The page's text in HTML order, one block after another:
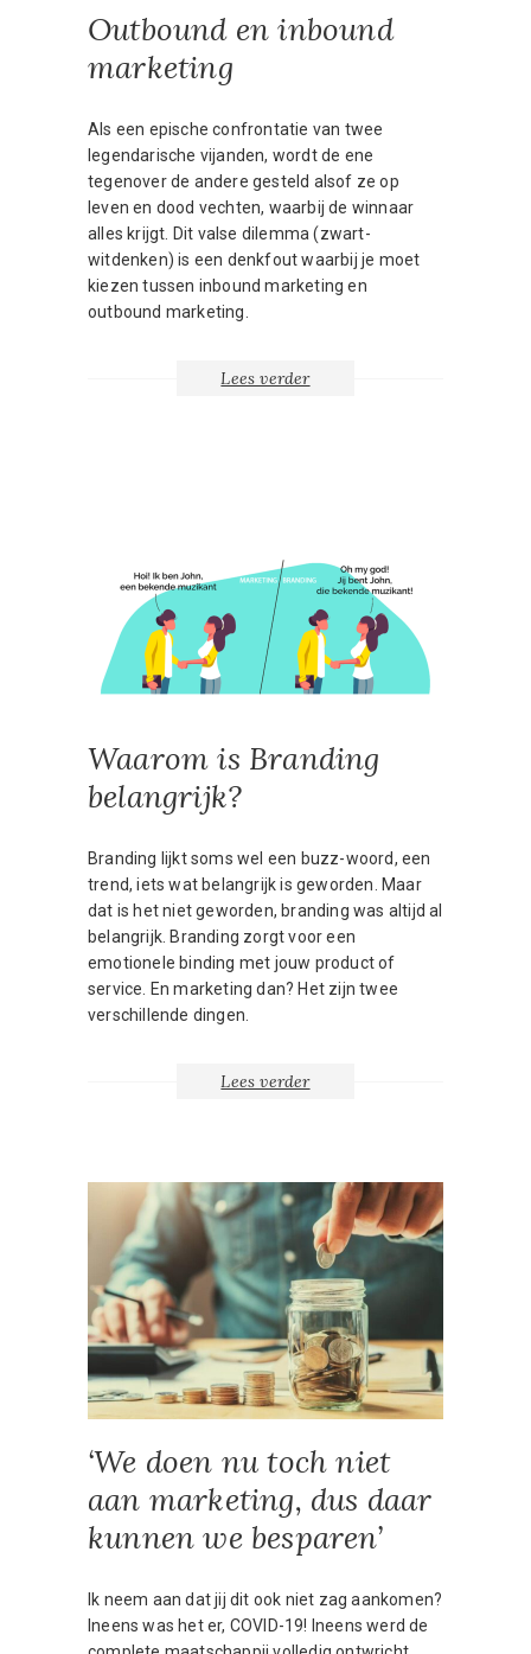
Outbound en inbound
marketing
Als een epische confrontatie van twee
legendarische vijanden, wordt de ene
tegenover de andere gesteld alsof ze op
leven en dood vechten, waarbij de winnaar
alles krijgt. Dit valse dilemma (zwart-
witdenken) is een denkfout waarbij je moet
kiezen tussen inbound marketing en
outbound marketing.
Lees verder
Waarom is Branding
belangrijk?
Branding lijkt soms wel een buzz-woord, een
trend, iets wat belangrijk is geworden. Maar
dat is het niet geworden, branding was altijd al
belangrijk. Branding zorgt voor een
emotionele binding met jouw product of
service. En marketing dan? Het zijn twee
verschillende dingen.
Lees verder
‘We doen nu toch niet
aan marketing, dus daar
kunnen we besparen’
Ik neem aan dat jij dit ook niet zag aankomen?
Ineens was het er, COVID-19! Ineens werd de